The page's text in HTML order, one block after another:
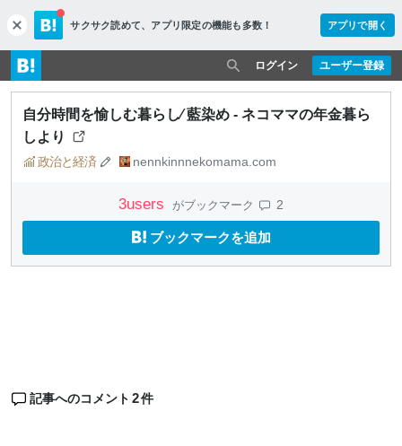
c
l
o
s
e
サクサク読めて、 アプリ限定の機能も多数！ アプリで開く
ユーザー登録
ログイン
自分時間を愉しむ暮らし∕ 藍染め - ネコママの年金暮ら
しより
政治と経済 nennkinnnekomama.com
3users がブックマーク 2
ブックマークを追加
記事へのコメント 2件